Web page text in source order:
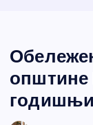
општине